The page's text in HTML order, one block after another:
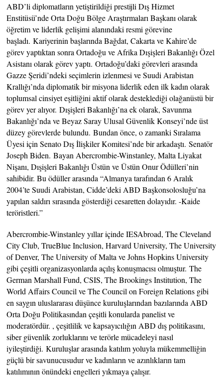
ABD’li diplomatların yetiştirildiği prestijli Dış Hizmet
Enstitüsü’nde Orta Doğu Bölge Araştırmaları Başkanı olarak
öğretim ve liderlik gelişimi alanındaki resmi görevine
başladı. Kariyerinin başlarında Bağdat, Cakarta ve Kahire’de
görev yaptıktan sonra Ortadoğu ve Afrika Dışişleri Bakanlığı Özel
Asistanı olarak görev yaptı. Ortadoğu’daki görevleri arasında
Gazze Şeridi’ndeki seçimlerin izlenmesi ve Suudi Arabistan
Krallığı’nda diplomatik bir misyona liderlik eden ilk kadın olarak
toplumsal cinsiyet eşitliğini aktif olarak desteklediği olağanüstü bir
görev yer alıyor. Dışişleri Bakanlığı’na ek olarak, Savunma
Bakanlığı’nda ve Beyaz Saray Ulusal Güvenlik Konseyi’nde üst
düzey görevlerde bulundu. Bundan önce, o zamanki Sıralama
Üyesi için Senato Dış İlişkiler Komitesi’nde bir arkadaştı. Senatör
Joseph Biden. Bayan Abercrombie-Winstanley, Malta Liyakat
Nişanı, Dışişleri Bakanlığı Üstün ve Üstün Onur Ödülleri’nin
sahibidir. Bu ödüller arasında “Almanya tarafından 6 Aralık
2004’te Suudi Arabistan, Cidde’deki ABD Başkonsolosluğu’na
yapılan saldırı sırasında gösterdiği cesaretten dolayıdır. -Kaide
teröristleri.”
Abercrombie-Winstanley yıllar içinde IESAbroad, The Cleveland
City Club, TrueBlue Inclusion, Harvard University, The University
of Denver, The University of Malta ve Johns Hopkins University
gibi çeşitli organizasyonlarda açılış konuşmacısı olmuştur. The
German Marshall Fund, CSIS, The Brookings Institution, The
World Affairs Council ve The Council on Foreign Relations gibi
en saygın uluslararası düşünce kuruluşlarından bazılarında ABD
Orta Doğu Politikasından çeşitli konularda panelist ve
moderatördür. , çeşitlilik ve kapsayıcılığın ABD dış politikasını,
siber güvenlik zorluklarını ve terörle mücadeleyi nasıl
iyileştirdiği. Kuruluşlar arasında katılım yoluyla mükemmelliğin
güçlü bir savunucusudur ve kadınların ve azınlıkların tam
katılımının önündeki engelleri yıkmaya çalışır.